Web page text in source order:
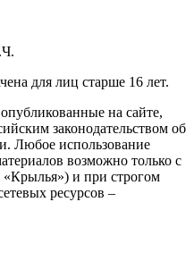
для лиц старше 16 лет.
на сайте,
законодательством об
Любое использование
возможно только с
и при строгом
ресурсов –